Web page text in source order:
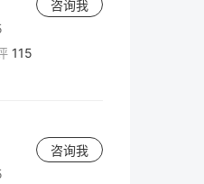
115
咨询我
咨询我